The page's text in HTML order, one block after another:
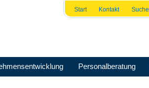
Start Kontakt Suche
Personalberatung